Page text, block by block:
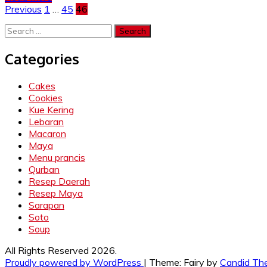
Posts
pagination
Previous 1 45 46
Search
for:
Categories
Cakes
Cookies
Kue Kering
Lebaran
Macaron
Maya
Menu prancis
Qurban
Resep Daerah
Resep Maya
Sarapan
Soto
Soup
All Rights Reserved 2026.
Proudly powered by WordPress | Theme: Fairy by Candid